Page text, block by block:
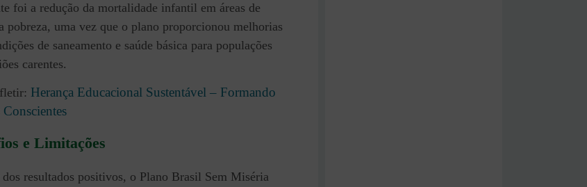
foi a redução da mortalidade infantil em áreas de
pobreza, uma vez que o plano proporcionou melhorias
de saneamento e saúde básica para populações
carentes.
Herança Educacional Sustentável – Formando
Conscientes
e Limitações
dos resultados positivos, o Plano Brasil Sem Miséria